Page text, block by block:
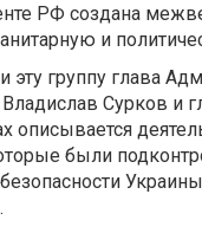
РФ создана
и
группу глава
Сурков и
описывается
были